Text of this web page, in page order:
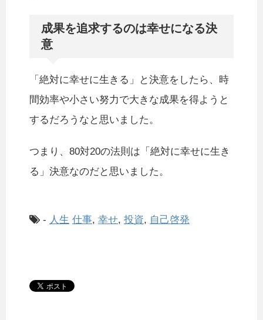
成果を追求するのは幸せになる決
意
「絶対に幸せに生きる」と決意をしたら、時
間効率や小さい努力で大きな成果を得ようと
するだろうなと思いました。
つまり、80対20の法則は「絶対に幸せに生き
る」決意なのだと思いました。
- 人生 仕事, 幸せ, 投資, 自己啓発